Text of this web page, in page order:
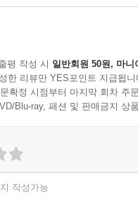
시험 환자 모집
IBM 왓슨
데이터 측정
용 발견
변화
리 서비스
평 작성 시 일반회원 50원, 마니
한 리뷰만 YES포인트 지급됩니
확정 시점부터 마지막 회차 주
Blu-ray, 패션 및 판매금지 상
작성가능